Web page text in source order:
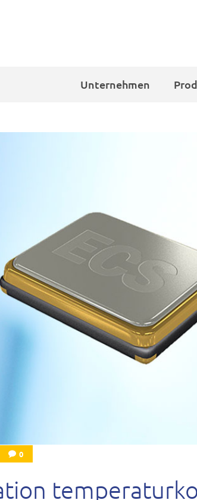
Unternehmen
0